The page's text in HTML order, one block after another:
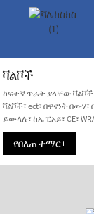
ቫልቮች
ከፍተኛ ጥራት ያላቸው ቫልቮች
ቫልቮች፣ ect፣ በዋናነት
ይውላሉ፣ ከኤፒአይ፣ CE፣
የበለጠ ተማር+